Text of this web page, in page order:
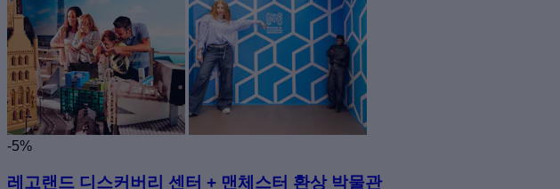
-5%
레고랜드 디스커버리 센터 + 맨체스터 환상 박물관